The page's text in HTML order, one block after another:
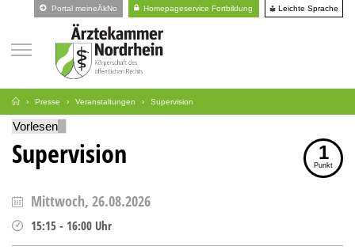
Portal meineÄkNo Homepageservice Fortbildung Leichte Sprache
Presse Veranstaltungen Supervision
Vorlesen
Supervision 1
Punkt
Mittwoch, 26.08.2026
15:15 - 16:00 Uhr